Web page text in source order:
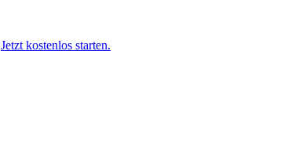
Jetzt kostenlos starten.